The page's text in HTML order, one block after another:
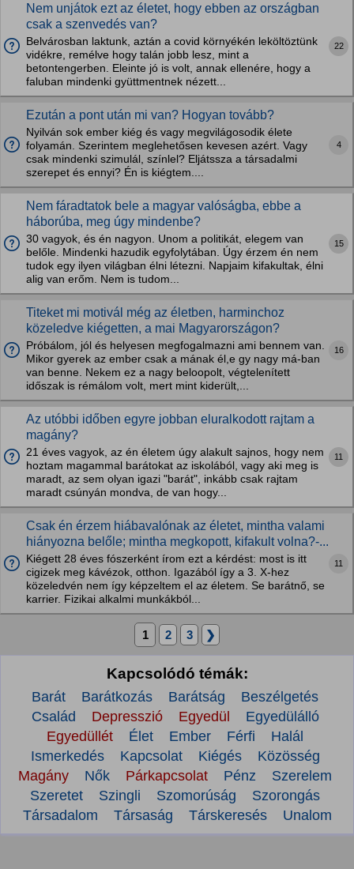
Nem unjátok ezt az életet, hogy ebben az országban
csak a szenvedés van?
Belvárosban laktunk, aztán a covid környékén leköltöztünk
vidékre, remélve hogy talán jobb lesz, mint a
betontengerben. Eleinte jó is volt, annak ellenére, hogy a
faluban mindenki gyüttmentnek nézett...
22
Ezután a pont után mi van? Hogyan tovább?
Nyilván sok ember kiég és vagy megvilágosodik élete
folyamán. Szerintem meglehetősen kevesen azért. Vagy
csak mindenki szimulál, színlel? Eljátssza a társadalmi
szerepet és ennyi? Én is kiégtem....
4
Nem fáradtatok bele a magyar valóságba, ebbe a
háborúba, meg úgy mindenbe?
30 vagyok, és én nagyon. Unom a politikát, elegem van
belőle. Mindenki hazudik egyfolytában. Úgy érzem én nem
tudok egy ilyen világban élni létezni. Napjaim kifakultak, élni
alig van erőm. Nem is tudom...
15
Titeket mi motivál még az életben, harminchoz
közeledve kiégetten, a mai Magyarországon?
Próbálom, jól és helyesen megfogalmazni ami bennem van.
Mikor gyerek az ember csak a mának él,e gy nagy má-ban
van benne. Nekem ez a nagy beloopolt, végtelenített
időszak is rémálom volt, mert mint kiderült,...
16
Az utóbbi időben egyre jobban eluralkodott rajtam a
magány?
21 éves vagyok, az én életem úgy alakult sajnos, hogy nem
hoztam magammal barátokat az iskolából, vagy aki meg is
maradt, az sem olyan igazi "barát", inkább csak rajtam
maradt csúnyán mondva, de van hogy...
11
Csak én érzem hiábavalónak az életet, mintha valami
hiányozna belőle; mintha megkopott, kifakult volna?-...
Kiégett 28 éves fószerként írom ezt a kérdést: most is itt
cigizek meg kávézok, otthon. Igazából így a 3. X-hez
közeledvén nem így képzeltem el az életem. Se barátnő, se
karrier. Fizikai alkalmi munkákból...
11
1 2 3 ❯
Kapcsolódó témák:
Barát Barátkozás Barátság
Beszélgetés
Család
Depresszió Egyedül
Egyedülálló
Egyedüllét
Élet Ember Férfi
Halál
Ismerkedés
Kapcsolat Kiégés
Közösség
Magány
Nők Párkapcsolat Pénz
Szerelem
Szeretet
Szingli Szomorúság
Szorongás
Társadalom
Társaság Társkeresés Unalom